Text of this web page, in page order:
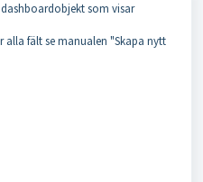
som visar
alla fält se manualen "Skapa nytt